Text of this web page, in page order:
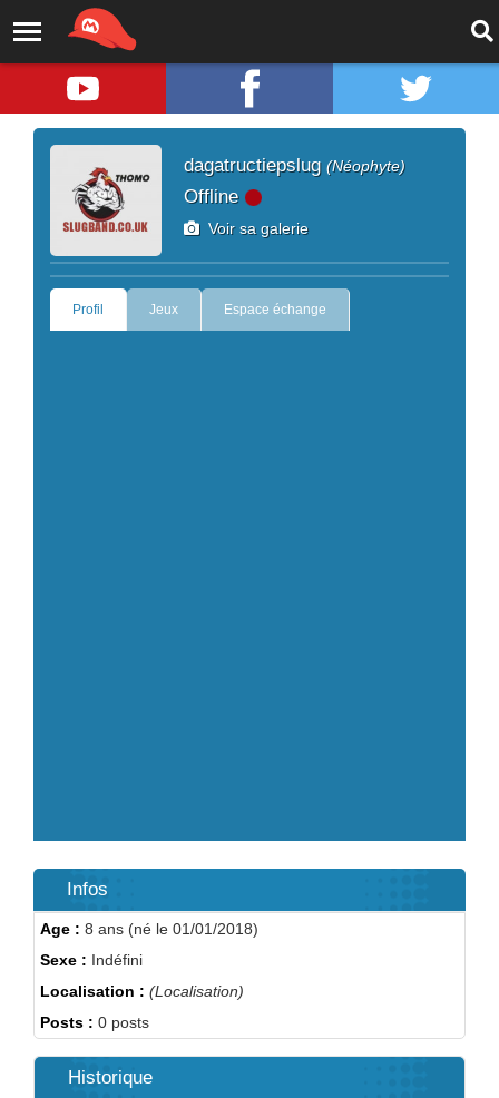
dagatructiepslug (Néophyte)
Offline
Voir sa galerie
Profil Jeux Espace échange
Infos
Age : 8 ans (né le 01/01/2018)
Sexe : Indéfini
Localisation : (Localisation)
Posts : 0 posts
Historique